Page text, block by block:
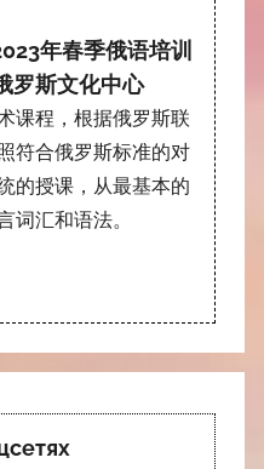
年春季俄语培训
罗斯文化中心
课程，根据俄罗斯联
符合俄罗斯标准的对
的授课，从最基本的
词汇和语法。